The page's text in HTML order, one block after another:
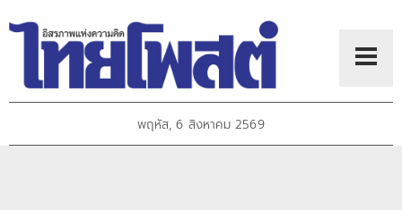
พฤหัส, 6 สิงหาคม 2569